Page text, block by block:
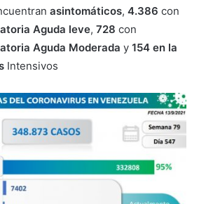
asintomáticos, 4.386 con
Aguda leve, 728 con
Aguda Moderada y 154 en la
Intensivos